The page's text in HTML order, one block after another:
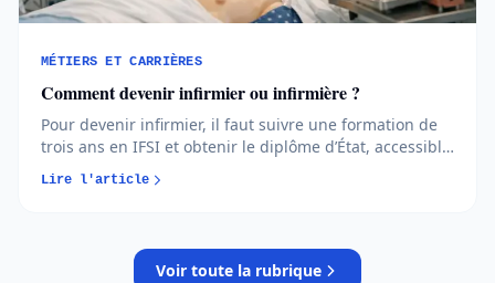
MÉTIERS ET CARRIÈRES
Comment devenir infirmier ou infirmière ?
Pour devenir infirmier, il faut suivre une formation de
trois ans en IFSI et obtenir le diplôme d’État, accessible
via Parcoursup ou en reconversion. Études, admission,
salaires et débouchés : l’essentiel pour vous projeter
Lire l'article
Voir toute la rubrique